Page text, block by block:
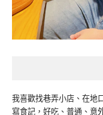
我喜歡找巷弄小店、在地
寫食記，好吃、普通、